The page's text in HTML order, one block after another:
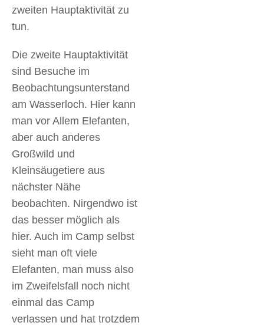
zweiten Hauptaktivität zu
tun.
Die zweite Hauptaktivität
sind Besuche im
Beobachtungsunterstand
am Wasserloch. Hier kann
man vor Allem Elefanten,
aber auch anderes
Großwild und
Kleinsäugetiere aus
nächster Nähe
beobachten. Nirgendwo ist
das besser möglich als
hier. Auch im Camp selbst
sieht man oft viele
Elefanten, man muss also
im Zweifelsfall noch nicht
einmal das Camp
verlassen und hat trotzdem